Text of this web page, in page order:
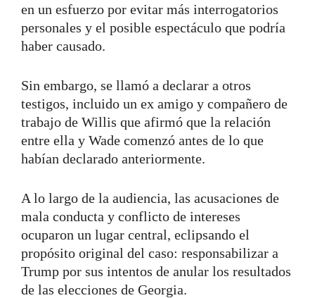
en un esfuerzo por evitar más interrogatorios
personales y el posible espectáculo que podría
haber causado.
Sin embargo, se llamó a declarar a otros
testigos, incluido un ex amigo y compañero de
trabajo de Willis que afirmó que la relación
entre ella y Wade comenzó antes de lo que
habían declarado anteriormente.
A lo largo de la audiencia, las acusaciones de
mala conducta y conflicto de intereses
ocuparon un lugar central, eclipsando el
propósito original del caso: responsabilizar a
Trump por sus intentos de anular los resultados
de las elecciones de Georgia.